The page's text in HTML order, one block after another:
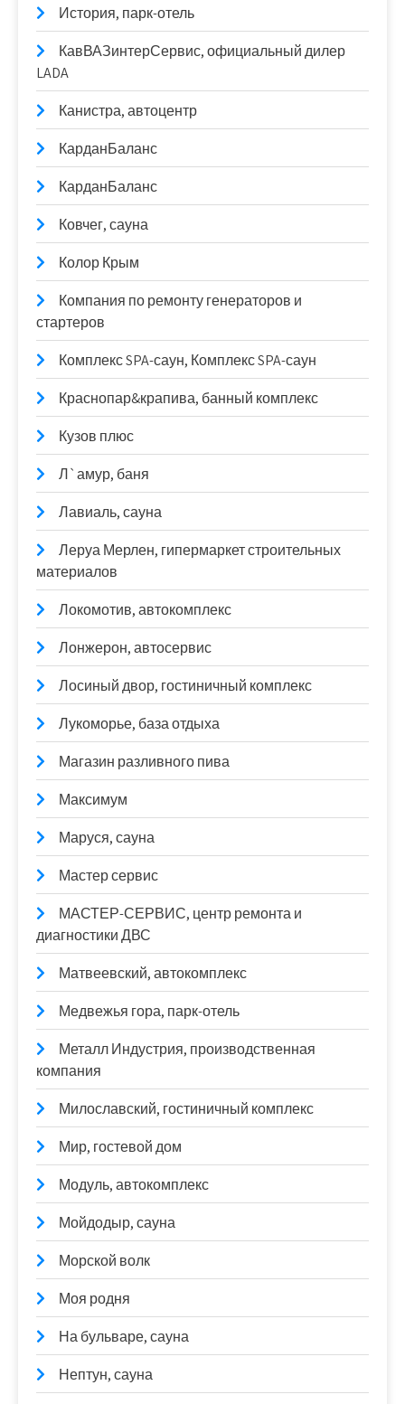
История, парк-отель
КавВАЗинтерСервис, официальный дилер
LADA
Канистра, автоцентр
КарданБаланс
КарданБаланс
Ковчег, сауна
Колор Крым
Компания по ремонту генераторов и
стартеров
Комплекс SPA-саун, Комплекс SPA-саун
Краснопар&крапива, банный комплекс
Кузов плюс
Л`амур, баня
Лавиаль, сауна
Леруа Мерлен, гипермаркет строительных
материалов
Локомотив, автокомплекс
Лонжерон, автосервис
Лосиный двор, гостиничный комплекс
Лукоморье, база отдыха
Магазин разливного пива
Максимум
Маруся, сауна
Мастер сервис
МАСТЕР-СЕРВИС, центр ремонта и
диагностики ДВС
Матвеевский, автокомплекс
Медвежья гора, парк-отель
Металл Индустрия, производственная
компания
Милославский, гостиничный комплекс
Мир, гостевой дом
Модуль, автокомплекс
Мойдодыр, сауна
Морской волк
Моя родня
На бульваре, сауна
Нептун, сауна